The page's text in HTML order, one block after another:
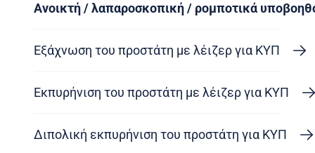
Ανοικτή / λαπαροσκοπική / ρομποτικά
Εξάχνωση του προστάτη με λέιζερ για ΚΥΠ
Εκπυρήνιση του προστάτη με λέιζερ για ΚΥΠ
Διπολική εκπυρήνιση του προστάτη για ΚΥΠ